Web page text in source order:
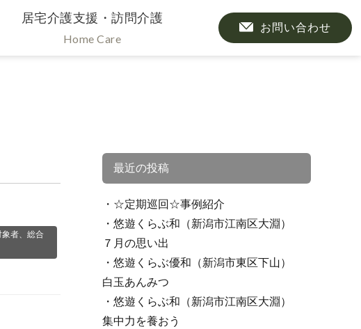
居宅介護支援・訪問介護
Home Care
お問い合わせ
者、総合
最近の投稿
☆定期巡回☆事例紹介
悠遊くらぶ和（新潟市江南区大淵）
７月の思い出
悠遊くらぶ優和（新潟市東区下山）
白玉あんみつ
悠遊くらぶ和（新潟市江南区大淵）
集中力を養おう